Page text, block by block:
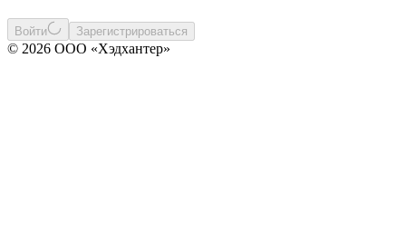
Войти Зарегистрироваться
© 2026 ООО «Хэдхантер»